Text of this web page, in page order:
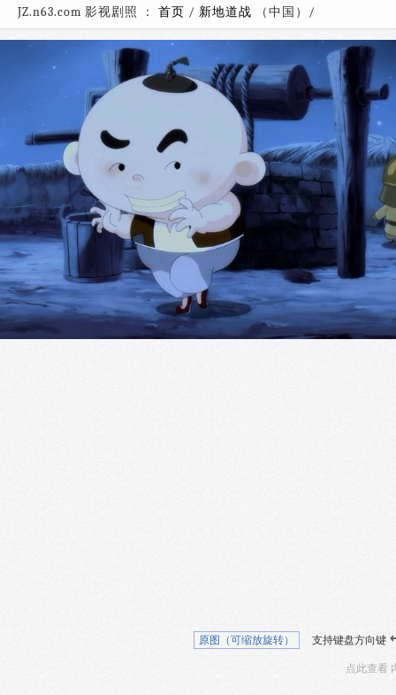
JZ.n63.com 影视剧照 ： 首页 / 新地道战 （中国）
原图（可缩放旋转） 支持键盘方向键
点此查看